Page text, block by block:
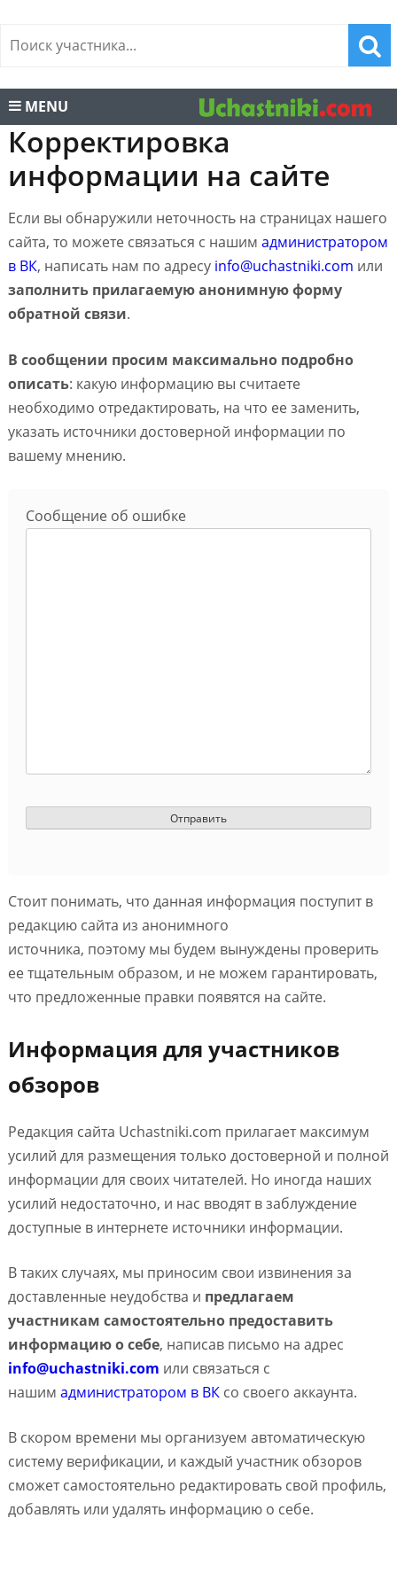
MENU
Корректировка
информации на сайте
Если вы обнаружили неточность на страницах нашего
сайта, то можете связаться с нашим администратором
в ВК, написать нам по адресу info@uchastniki.com или
заполнить прилагаемую анонимную форму
обратной связи.
В сообщении просим максимально подробно
описать: какую информацию вы считаете
необходимо отредактировать, на что ее заменить,
указать источники достоверной информации по
вашему мнению.
Сообщение об ошибке
Стоит понимать, что данная информация поступит в
редакцию сайта из анонимного
источника, поэтому мы будем вынуждены проверить
ее тщательным образом, и не можем гарантировать,
что предложенные правки появятся на сайте.
Информация для участников
обзоров
Редакция сайта Uchastniki.com прилагает максимум
усилий для размещения только достоверной и полной
информации для своих читателей. Но иногда наших
усилий недостаточно, и нас вводят в заблуждение
доступные в интернете источники информации.
В таких случаях, мы приносим свои извинения за
доставленные неудобства и предлагаем
участникам самостоятельно предоставить
информацию о себе, написав письмо на адрес
info@uchastniki.com или связаться с
нашим администратором в ВКсо своего аккаунта.
В скором времени мы организуем автоматическую
систему верификации, и каждый участник обзоров
сможет самостоятельно редактировать свой профиль,
добавлять или удалять информацию о себе.